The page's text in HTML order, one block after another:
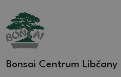
Bonsai Centrum Libčany